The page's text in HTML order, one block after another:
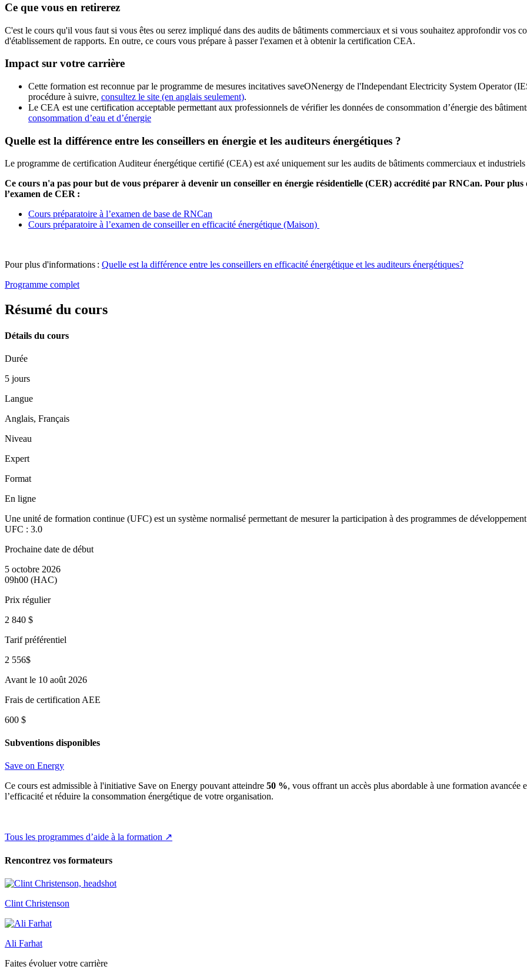
Ce que vous en retirerez
C'est le cours qu'il vous faut si vous êtes ou serez impliqué dans des audits de bâtiments commerciaux et si vous souhaitez approfondir vos
d'établissement de rapports. En outre, ce cours vous prépare à passer l'examen et à obtenir la certification CEA.
Impact sur votre carrière
Cette formation est reconnue par le programme de mesures incitatives saveONenergy de l'Independant Electricity System Operator
procédure à suivre, consultez le site (en anglais seulement).
Le CEA est une certification acceptable permettant aux professionnels de vérifierles données de consommation d’énergie des
consommation d’eau et d’énergie
Quelle est la différence entre les conseillers en énergie et les auditeurs énergétiques ?
Le programme de certification Auditeur énergétique certifié (CEA) est axé uniquement sur les audits de bâtiments commerciaux et
Ce cours n'a pas pour but de vous préparer à devenir un conseiller en énergie résidentielle (CER) accrédité par RNCan. Pour
l’examen de CER :
Cours préparatoire à l’examen de base de RNCan
Cours préparatoire à l’examen de conseiller en efficacité énergétique (Maison)
Pour plus d'informations : Quelle est la différence entre les conseillers en efficacité énergétique et les auditeurs énergétiques?
Programme complet
Résumé du cours
Détails du cours
Durée
5 jours
Langue
Anglais, Français
Niveau
Expert
Format
En ligne
Une unité de formation continue (UFC) est un système normalisé permettant de mesurer la participation à des programmes de
UFC : 3.0
Prochaine date de début
5 octobre 2026
09h00 (HAC)
Prix régulier
2 840 $
Tarif préférentiel
2 556$
Avant le 10 août 2026
Frais de certification AEE
600 $
Subventions disponibles
Save on Energy
Ce cours est admissible à l'initiative Save on Energy pouvant atteindre 50 %, vous offrant un accès plus abordable à une formation
l’efficacité et réduire la consommation énergétique de votre organisation.
Tous les programmes d’aide à la formation ↗
Rencontrez vos formateurs
Clint Christenson
Ali Farhat
Faites évoluer votre carrière